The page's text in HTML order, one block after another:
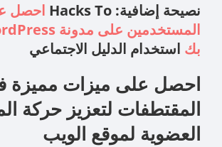
نصيحة إضافية: Hacks To
احصل
استخدام الدليل الاجتماعي
احصل على ميزات مميزة
المقتطفات لتعزيز حركة
العضوية لموقع الويب